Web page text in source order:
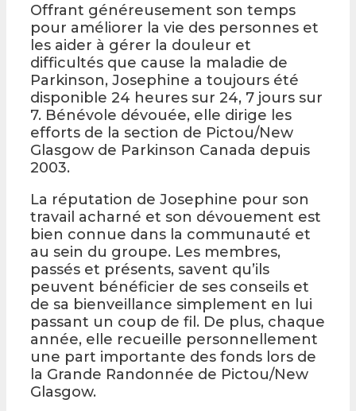
Offrant généreusement son temps
pour améliorer la vie des personnes et
les aider à gérer la douleur et
difficultés que cause la maladie de
Parkinson, Josephine a toujours été
disponible 24 heures sur 24, 7 jours sur
7. Bénévole dévouée, elle dirige les
efforts de la section de Pictou/New
Glasgow de Parkinson Canada depuis
2003.
La réputation de Josephine pour son
travail acharné et son dévouement est
bien connue dans la communauté et
au sein du groupe. Les membres,
passés et présents, savent qu’ils
peuvent bénéficier de ses conseils et
de sa bienveillance simplement en lui
passant un coup de fil. De plus, chaque
année, elle recueille personnellement
une part importante des fonds lors de
la Grande Randonnée de Pictou/New
Glasgow.